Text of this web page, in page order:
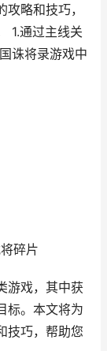
略和技巧，
1.通过主线关
诛将录游戏中
碎片
游戏，其中获
标。本文将为
技巧，帮助您